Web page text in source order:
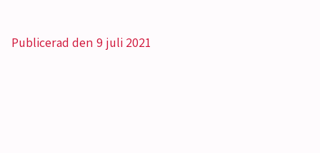
Publicerad den 9 juli 2021